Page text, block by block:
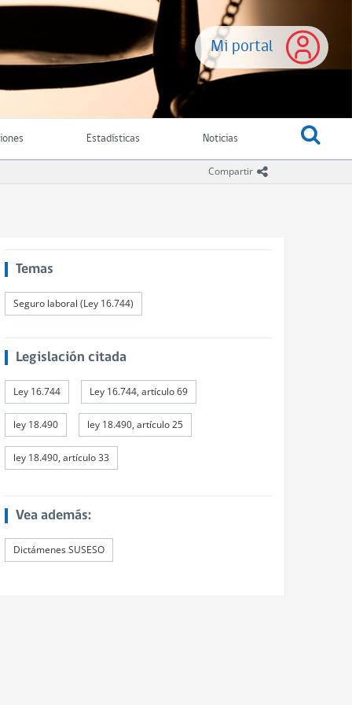
Mi portal
Estadísticas Noticias
Compartir icono compartir
Temas
Seguro laboral (Ley 16.744)
Legislación citada
Ley 16.744 Ley 16.744, artículo 69
ley 18.490 ley 18.490, artículo 25
ley 18.490, artículo 33
Vea además:
Dictámenes SUSESO